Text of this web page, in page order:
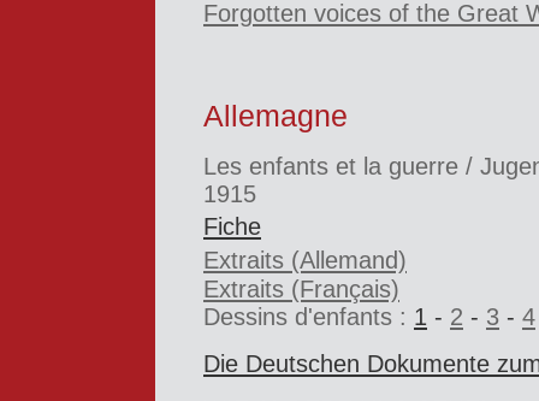
Forgotten voices of the Great
Allemagne
Les enfants et la guerre /
1915
Fiche
Extraits (Allemand)
Extraits (Français)
Dessins d'enfants : 1 - 2 - 3 - 4
Die Deutschen Dokumente